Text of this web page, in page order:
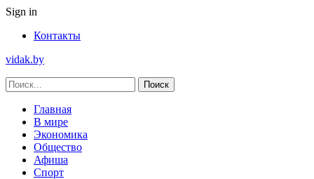
Sign in
Контакты
vidak.by
Главная
В мире
Экономика
Общество
Афиша
Спорт